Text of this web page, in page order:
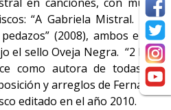
“A Gabriela Mistral. Amo
(2008), ambos en su
el sello Oveja Negra. “2 DIAS
como autora de todas las
y arreglos de Fernando
editado en el año 2010.